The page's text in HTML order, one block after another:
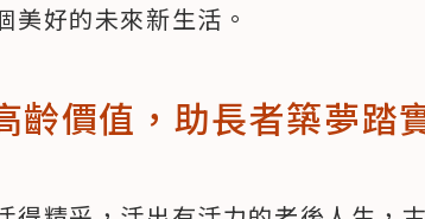
美好的未來新生活。
齡價值，助長者築夢踏